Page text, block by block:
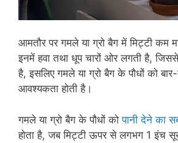
आमतौर पर गमले या ग्रो बैग में मिट्टी कम
इनमें हवा तथा धूप चारों ओर लगती है,
है, इसलिए गमले या ग्रो बैग के पौधों को बार-
आवश्यकता होती है।
गमले या ग्रो बैग के पौधों कोपानी देने का
होता है, जब मिट्टी ऊपर से लगभग 1 इंच